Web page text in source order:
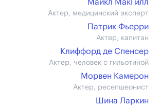
Майкл МакГилл
Актер, медицинский эксперт
Патрик Фьерри
Актер, капитан
Клиффорд де Спенсер
Актер, человек с гильотиной
Морвен Камерон
Актер, ресепшеонист
Шина Ларкин